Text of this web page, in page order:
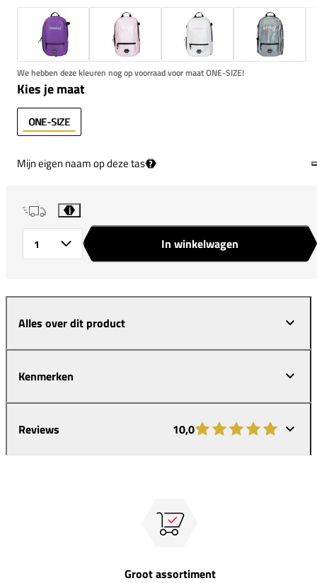
We hebben deze kleuren nog op voorraad voor maat ONE-SIZE!
Kies je maat
ONE-SIZE
Mijn eigen naam op deze tas ?
i
In winkelwagen
Alles over dit product
Kenmerken
Reviews 10,0
Groot assortiment